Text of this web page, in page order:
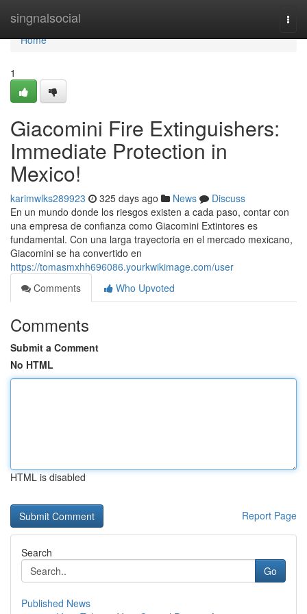
singnalsocial
Home
Home
1
Giacomini Fire Extinguishers:
Immediate Protection in
Mexico!
karimwlks289923 325 days ago News
Discuss
En un mundo donde los riesgos existen a cada paso, contar con
una empresa de confianza como Giacomini Extintores es
fundamental. Con una larga trayectoria en el mercado mexicano,
Giacomini se ha convertido en
https://tomasmxhh696086.yourkwikimage.com/user
Comments
Who Upvoted
Comments
Submit a Comment
No HTML
HTML is disabled
Report Page
Search
Go
Published News